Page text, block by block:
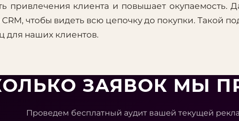
привлечения клиента и повышает окупаемость.
чтобы видеть всю цепочку до покупки. Такой
для наших клиентов.
ЗАЯВОК МЫ
Проведем бесплатный аудит вашей текущей